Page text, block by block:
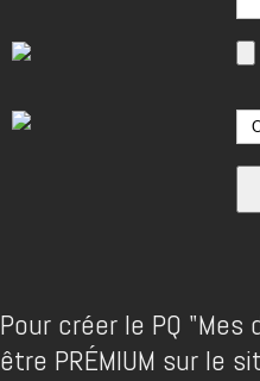
Pour créer le PQ
être PRÉMIUM sur le